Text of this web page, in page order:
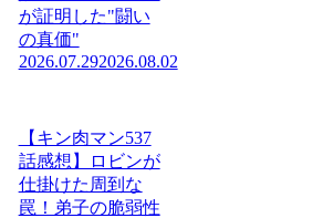
が証明した"闘い
の真価"
2026.07.292026.08.02
【キン肉マン537
話感想】ロビンが
仕掛けた周到な
罠！弟子の脆弱性